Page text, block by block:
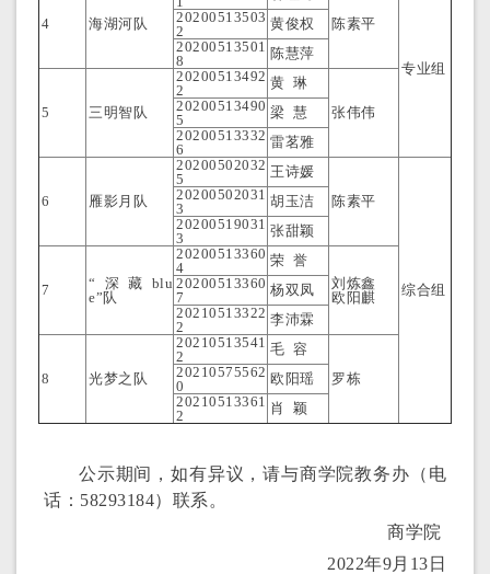
4 海湖河队
陈素平
专业组
20200513503
2
黄俊权
20200513501
8
陈慧萍
5 三明智队
20200513492
2
黄 琳
张伟伟
20200513490
5
梁 慧
20200513332
6
雷茗雅
6 雁影月队
20200502032
5
王诗媛
陈素平
综合组
20200502031
3
胡玉洁
20200519031
3
张甜颖
7
“深藏blu
e”队
20200513360
4
荣 誉
刘炼鑫
欧阳麒
20200513360
7
杨双凤
20210513322
2
李沛霖
8 光梦之队
20210513541
2
毛 容
罗栋
20210575562
0
欧阳瑶
20210513361
2
肖 颖
公示期间，如有异议，请与商学院教务办（电
话：58293184）联系。
商学院
2022年9月13日